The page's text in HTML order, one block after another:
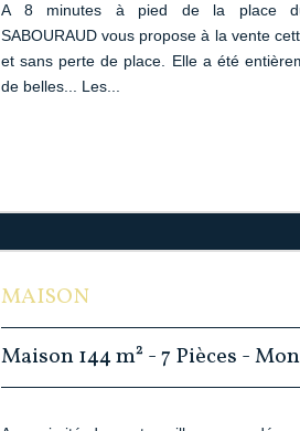
A 8 minutes à pied de la place
SABOURAUD vous propose à la vente
et sans perte de place. Elle a été
de belles... Les...
MAISON
Maison 144 m² - 7 Pièces -